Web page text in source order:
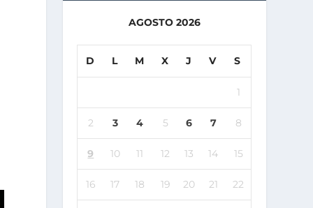
AGOSTO 2026
D L M X J V S
1
2 3 4 5 6 7 8
9 10 11 12 13 14 15
16 17 18 19 20 21 22